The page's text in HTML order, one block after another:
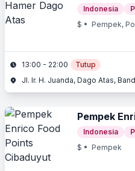
Indonesia
$ • Pempek,
13:00 - 22:00
Tutup
Jl. Ir. H. Juanda, Dago Atas,
Pempek
Indonesia
$ • Pempek